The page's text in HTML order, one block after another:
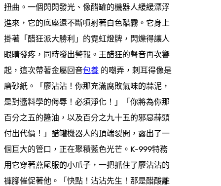
扭曲。一個閃閃發光、像醋罐的機器人緩緩漂浮
進來，它的底座還不斷噴射著白色醋霧。它身上
掛著「醋狂派大勝利」的霓虹燈牌，閃爍得讓人
眼睛發疼，同時發出警報。王醋狂的聲音再次響
起，這次帶著金屬回音包養 的嘲弄，刺耳得像是
磨砂紙。「廖沾沾！你那充滿腐敗氣味的蒜泥，
是對醬料學的侮辱！必須淨化！」「你將為你那
百分之五的醬油，以及百分之九十五的邪惡蒜頭
付出代價！」醋罐機器人的頂端裂開，露出了一
個巨大的管口，正在聚積藍色光芒。K-999特務
用它穿著燕尾服的小爪子，一把抓住了廖沾沾的
褲腳催促著他。「快點！沾沾先生！那是醋酸離